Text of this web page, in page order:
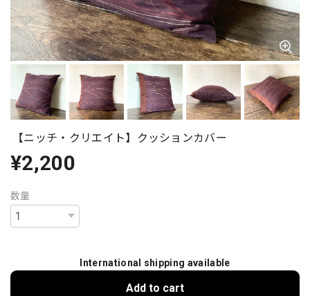
【ニッチ・クリエイト】クッションカバー
¥2,200
数量
International shipping available
Add to cart